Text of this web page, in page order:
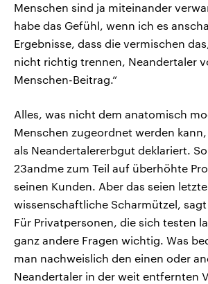
Menschen sind ja miteinander
habe das Gefühl, wenn ich es
Ergebnisse, dass die vermischen
nicht richtig trennen, Neandertaler
Menschen-Beitrag.“
Alles, was nicht dem anatomisch
Menschen zugeordnet werden
als Neandertalererbgut deklariert.
23andme zum Teil auf überhöhte
seinen Kunden. Aber das seien
wissenschaftliche Scharmützel, sagt
Für Privatpersonen, die sich testen
ganz andere Fragen wichtig. Was
man nachweislich den einen oder
Neandertaler in der weit entfernten